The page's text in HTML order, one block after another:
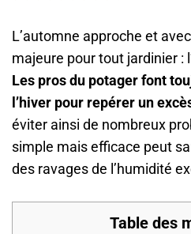
L’automne approche et
majeure pour tout jardinier :
Les pros du potager font
l’hiver pour repérer un
éviter ainsi de nombreux
simple mais efficace peut
des ravages de l’humidité
Table des